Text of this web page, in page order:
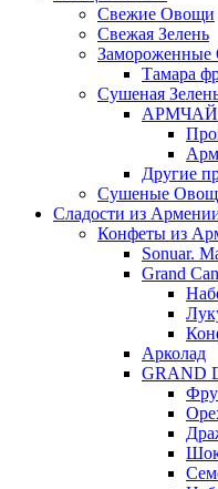
Свежие Овощи
Свежая Зелень
Замороженные
Тамара
Сушеная
АРМЧАЙ
Другие
Сушеные
Сладости из
Конфеты из
Sonuar.
Grand
Арколад
GRAND